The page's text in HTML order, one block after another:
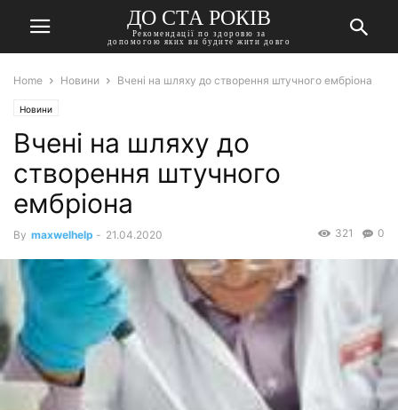
ДО СТА РОКІВ
Рекомендації по здоровю за
допомогою яких ви будите жити довго
Home Новини Вчені на шляху до створення штучного ембріона
Новини
Вчені на шляху до
створення штучного
ембріона
By maxwelhelp - 21.04.2020 0
321